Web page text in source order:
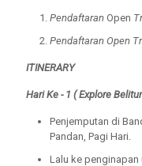
Pendaftaran Open
Pendaftaran Open
ITINERARY
Hari Ke - 1 (Explore
Penjemputan di
Pandan, Pagi Hari.
Lalu ke